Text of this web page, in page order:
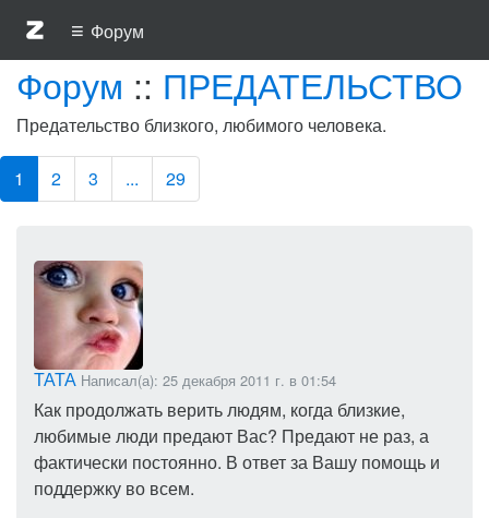
≡ Форум
Форум :: ПРЕДАТЕЛЬСТВО
Предательство близкого, любимого человека.
1 2 3 ... 29
ТАТА Написал(а): 25 декабря 2011 г. в 01:54
Как продолжать верить людям, когда близкие,
любимые люди предают Вас? Предают не раз, а
фактически постоянно. В ответ за Вашу помощь и
поддержку во всем.